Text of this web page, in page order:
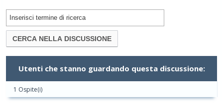
Utenti che stanno guardando questa discussione:
1 Ospite(i)